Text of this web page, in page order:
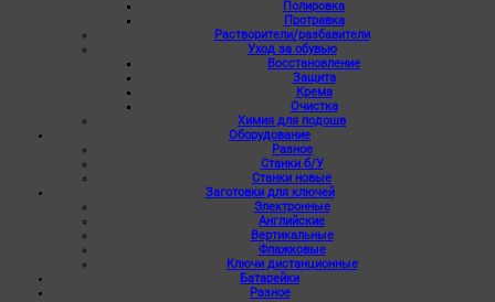
Полировка
Протравка
Растворители/разбавители
Уход за обувью
Восстановление
Защита
Крема
Очистка
Химия для подошв
Оборудование
Разное
Станки б/У
Станки новые
Заготовки для ключей
Электронные
Английские
Вертикальные
Флажковые
Ключи дистанционные
Батарейки
Разное